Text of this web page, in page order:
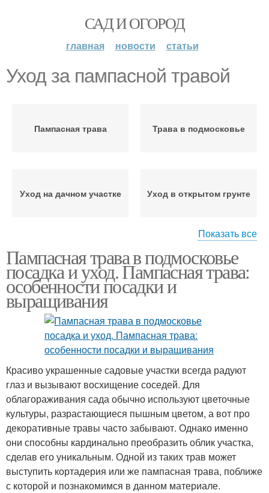
САД И ОГОРОД
главная новости статьи
Уход за пампасной травой
Пампасная трава Трава в подмосковье
Уход на дачном участке Уход в открытом грунте
Пампасная посадка
дизайне
Показать все
Пампасная трава в подмосковье
посадка и уход. Пампасная трава:
особенности посадки и
выращивания
Красиво украшенные садовые участки всегда радуют
глаз и вызывают восхищение соседей. Для
облагораживания сада обычно используют цветочные
культуры, разрастающиеся пышным цветом, а вот про
декоративные травы часто забывают. Однако именно
они способны кардинально преобразить облик участка,
сделав его уникальным. Одной из таких трав может
выступить кортадерия или же пампасная трава, поближе
с которой и познакомимся в данном материале.